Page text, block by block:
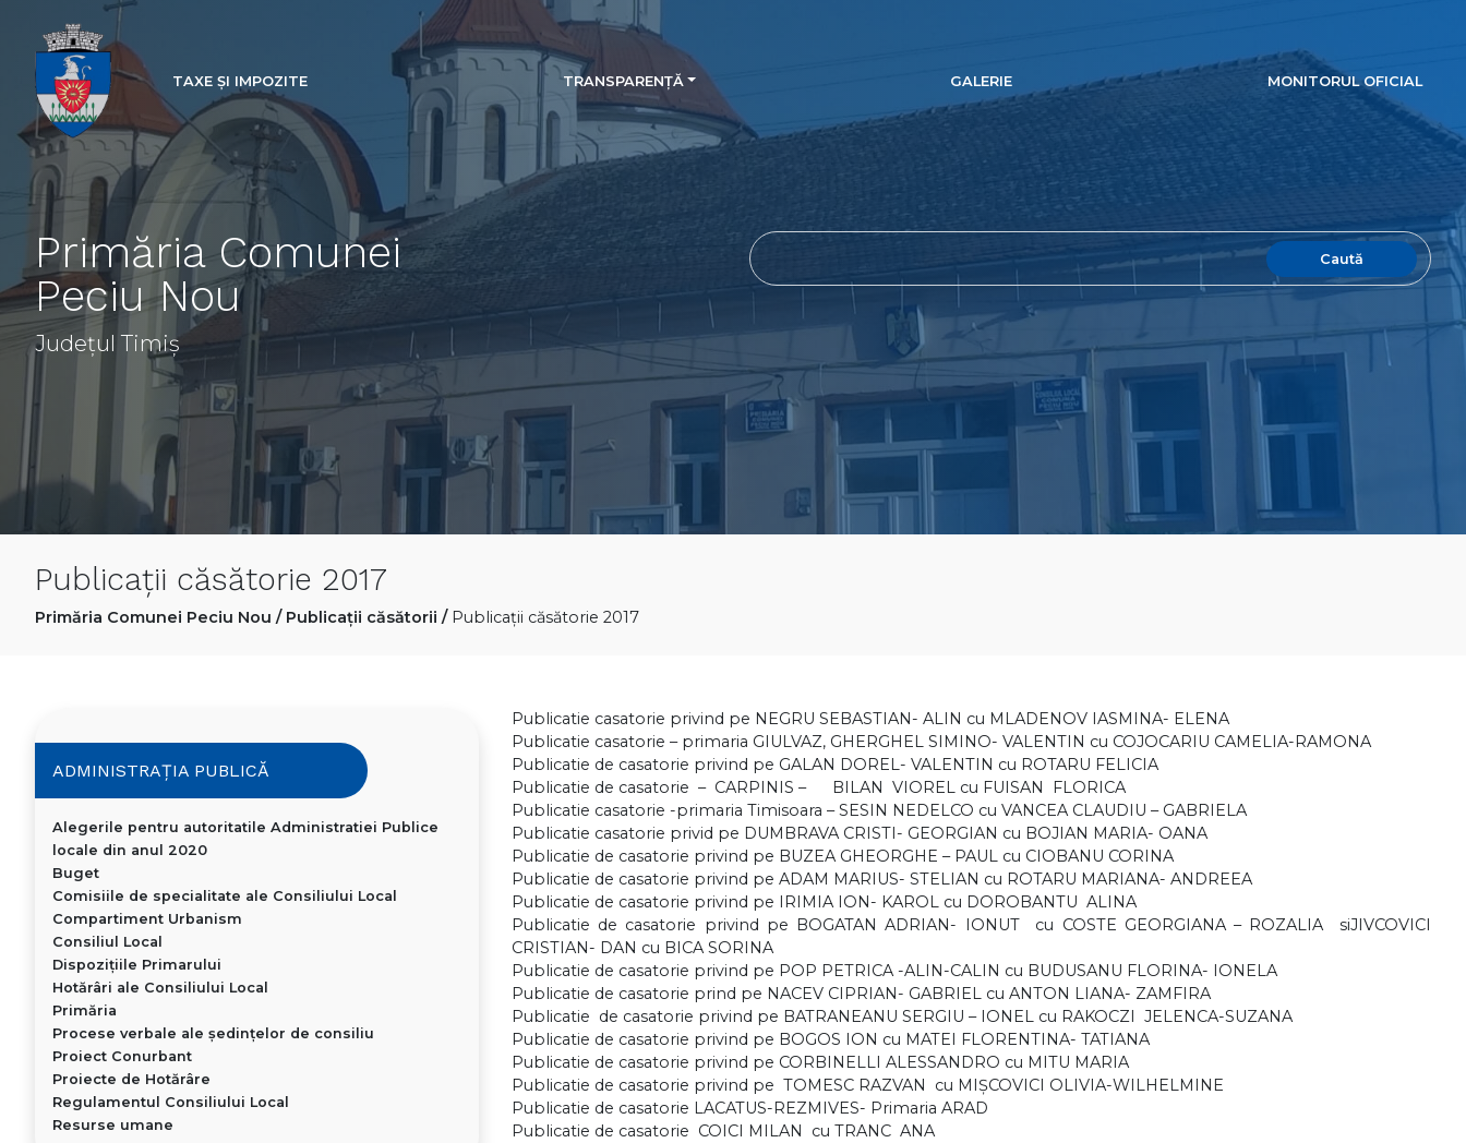
TAXE ȘI IMPOZITE TRANSPARENȚĂ GALERIE MONITORUL OFICIAL
Primăria Comunei
Peciu Nou
Județul Timiș
Caută
Publicații căsătorie 2017
Primăria Comunei Peciu Nou / Publicații căsătorii / Publicații căsătorie 2017
ADMINISTRAȚIA PUBLICĂ
Alegerile pentru autoritatile Administratiei Publice
locale din anul 2020
Buget
Comisiile de specialitate ale Consiliului Local
Compartiment Urbanism
Consiliul Local
Dispoziţiile Primarului
Hotărâri ale Consiliului Local
Primăria
Procese verbale ale ședințelor de consiliu
Proiect Conurbant
Proiecte de Hotărâre
Regulamentul Consiliului Local
Resurse umane
Publicatie casatorie privind pe NEGRU SEBASTIAN- ALIN cu MLADENOV IASMINA- ELENA
Publicatie casatorie – primaria GIULVAZ, GHERGHEL SIMINO- VALENTIN cu COJOCARIU CAMELIA-RAMONA
Publicatie de casatorie privind pe GALAN DOREL- VALENTIN cu ROTARU FELICIA
Publicatie de casatorie – CARPINIS – BILAN VIOREL cu FUISAN FLORICA
Publicatie casatorie -primaria Timisoara – SESIN NEDELCO cu VANCEA CLAUDIU – GABRIELA
Publicatie casatorie privid pe DUMBRAVA CRISTI- GEORGIAN cu BOJIAN MARIA- OANA
Publicatie de casatorie privind pe BUZEA GHEORGHE – PAUL cu CIOBANU CORINA
Publicatie de casatorie privind pe ADAM MARIUS- STELIAN cu ROTARU MARIANA- ANDREEA
Publicatie de casatorie privind pe IRIMIA ION- KAROL cu DOROBANTU ALINA
Publicatie de casatorie privind pe BOGATAN ADRIAN- IONUT cu COSTE GEORGIANA – ROZALIA siJIVCOVICI
CRISTIAN- DAN cu BICA SORINA
Publicatie de casatorie privind pe POP PETRICA -ALIN-CALIN cu BUDUSANU FLORINA- IONELA
Publicatie de casatorie prind pe NACEV CIPRIAN- GABRIEL cu ANTON LIANA- ZAMFIRA
Publicatie de casatorie privind pe BATRANEANU SERGIU – IONEL cu RAKOCZI JELENCA-SUZANA
Publicatie de casatorie privind pe BOGOS ION cu MATEI FLORENTINA- TATIANA
Publicatie de casatorie privind pe CORBINELLI ALESSANDRO cu MITU MARIA
Publicatie de casatorie privind pe TOMESC RAZVAN cu MIŞCOVICI OLIVIA-WILHELMINE
Publicatie de casatorie LACATUS-REZMIVES- Primaria ARAD
Publicatie de casatorie COICI MILAN cu TRANC ANA